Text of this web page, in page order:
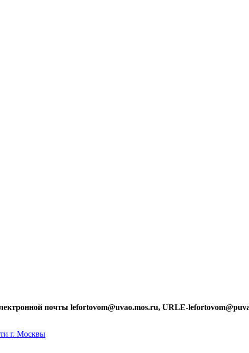
почты lefortovom@uvao.mos.ru, URLE-